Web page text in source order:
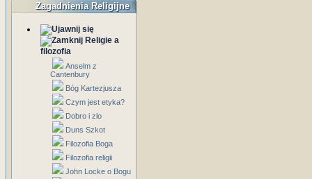
Zagadnienia Religijne
Religie a
filozofia
Anselm z
Cantenbury
Bóg Kartezjusza
Czym jest etyka?
Dobro i zlo
Duns Szkot
Filozofia Boga
Filozofia religii
John Locke o Bogu